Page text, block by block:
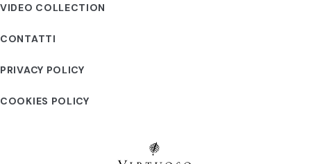
VIDEO COLLECTION
CONTATTI
PRIVACY POLICY
COOKIES POLICY